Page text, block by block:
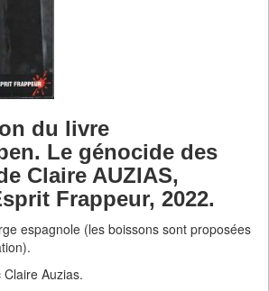
du livre
Le génocide des
Claire AUZIAS,
Frappeur, 2022.
espagnole (les boissons sont proposées
Auzias.